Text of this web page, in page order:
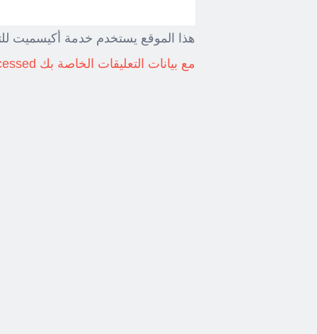
هذا الموقع يستخدم خدمة أكيسميت
مع بيانات التعليقات الخاصة بك processed